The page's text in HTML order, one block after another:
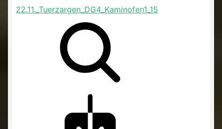
22.11._Tuerzargen_DG4_Kaminofen1_15